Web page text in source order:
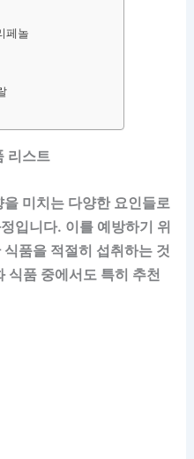
페놀
리스트
미치는 다양한 요인들로
입니다. 이를 예방하기 위
품을 적절히 섭취하는 것
식품 중에서도 특히 추천